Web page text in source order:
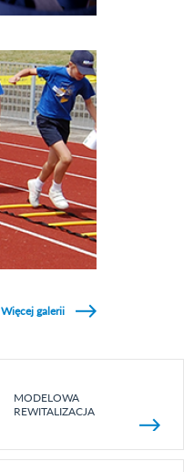
Więcej galerii
MODELOWA
REWITALIZACJA